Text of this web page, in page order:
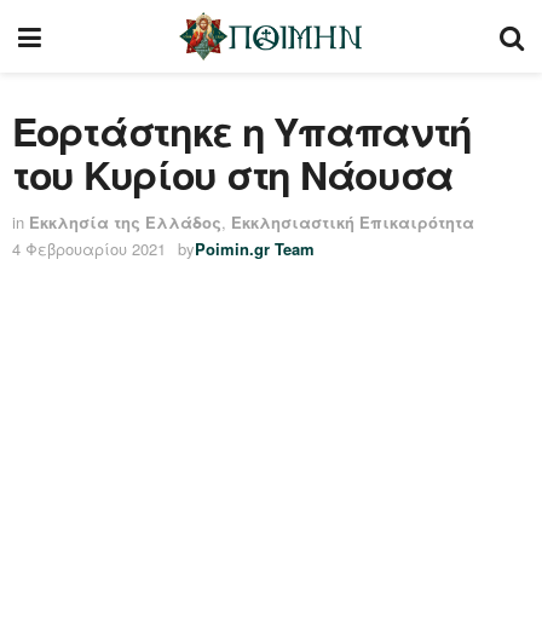
Εορτάστηκε η Υπαπαντή
του Κυρίου στη Νάουσα
in Εκκλησία της Ελλάδος, Εκκλησιαστική Επικαιρότητα
4 Φεβρουαρίου 2021
byPoimin.gr Team